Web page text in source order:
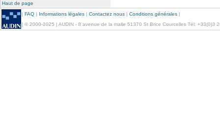
Haut de page
| FAQ | Informations légales | Contactez nous | Conditions générales |
| © 2000-2025 | AUDIN - 8 avenue de la malle 51370 St Brice Courcelles Tél: